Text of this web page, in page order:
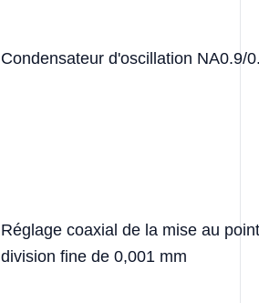
Condensateur d'oscillation NA0.9/
Réglage coaxial de la mise au
division fine de 0,001 mm